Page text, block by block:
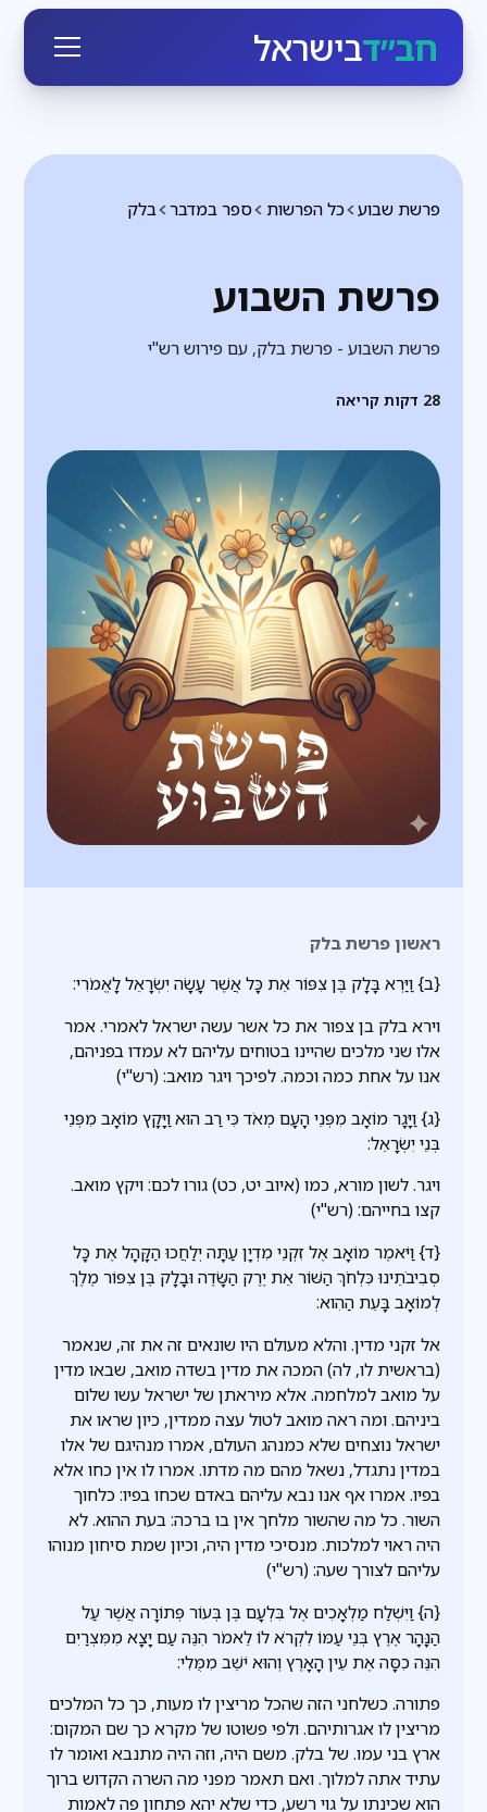
חב״דבישראל
בלק ספר במדבר כל הפרשות פרשת שבוע
פרשת השבוע
פרשת השבוע - פרשת בלק, עם פירוש רש"י
28 דקות קריאה
ראשון פרשת בלק
{ב} וַיַּרְא בָּלָק בֶּן צִפּוֹר אֵת כָּל אֲשֶׁר עָשָׂה יִשְׂרָאֵל לָאֱמֹרִי:
וירא בלק בן צפור את כל אשר עשה ישראל לאמרי. אמר
אלו שני מלכים שהיינו בטוחים עליהם לא עמדו בפניהם,
אנו על אחת כמה וכמה. לפיכך ויגר מואב: (רש"י)
{ג} וַיָּגָר מוֹאָב מִפְּנֵי הָעָם מְאֹד כִּי רַב הוּא וַיָּקָץ מוֹאָב מִפְּנֵי
בְּנֵי יִשְׂרָאֵל:
ויגר. לשון מורא, כמו (איוב יט, כט) גורו לכם: ויקץ מואב.
קצו בחייהם: (רש"י)
{ד} וַיֹּאמֶר מוֹאָב אֶל זִקְנֵי מִדְיָן עַתָּה יְלַחֲכוּ הַקָּהָל אֶת כָּל
סְבִיבֹתֵינוּ כִּלְחֹךְ הַשּׁוֹר אֵת יֶרֶק הַשָּׂדֶה וּבָלָק בֶּן צִפּוֹר מֶלֶךְ
לְמוֹאָב בָּעֵת הַהִוא:
אל זקני מדין. והלא מעולם היו שונאים זה את זה, שנאמר
(בראשית לו, לה) המכה את מדין בשדה מואב, שבאו מדין
על מואב למלחמה. אלא מיראתן של ישראל עשו שלום
ביניהם. ומה ראה מואב לטול עצה ממדין, כיון שראו את
ישראל נוצחים שלא כמנהג העולם, אמרו מנהיגם של אלו
במדין נתגדל, נשאל מהם מה מדתו. אמרו לו אין כחו אלא
בפיו. אמרו אף אנו נבא עליהם באדם שכחו בפיו: כלחוך
השור. כל מה שהשור מלחך אין בו ברכה: בעת ההוא. לא
היה ראוי למלכות. מנסיכי מדין היה, וכיון שמת סיחון מנוהו
עליהם לצורך שעה: (רש"י)
{ה} וַיִּשְׁלַח מַלְאָכִים אֶל בִּלְעָם בֶּן בְּעוֹר פְּתוֹרָה אֲשֶׁר עַל
הַנָּהָר אֶרֶץ בְּנֵי עַמּוֹ לִקְרֹא לוֹ לֵאמֹר הִנֵּה עַם יָצָא מִמִּצְרַיִם
הִנֵּה כִסָּה אֶת עֵין הָאָרֶץ וְהוּא יֹשֵׁב מִמֻּלִי:
פתורה. כשלחני הזה שהכל מריצין לו מעות, כך כל המלכים
מריצין לו אגרותיהם. ולפי פשוטו של מקרא כך שם המקום:
ארץ בני עמו. של בלק. משם היה, וזה היה מתנבא ואומר לו
עתיד אתה למלוך. ואם תאמר מפני מה השרה הקדוש ברוך
הוא שכינתו על גוי רשע, כדי שלא יהא פתחון פה לאמות